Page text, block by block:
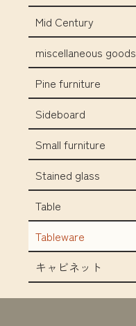
Mid Century
miscellaneous goods
Pine furniture
Sideboard
Small furniture
Stained glass
Table
Tableware
キャビネット